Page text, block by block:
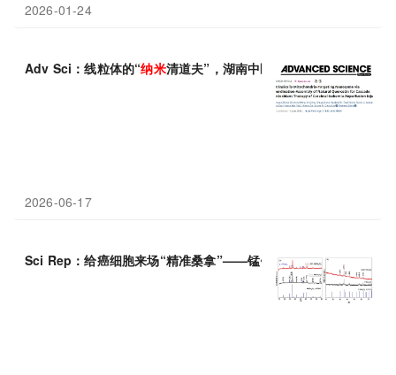
2026-01-24
Adv Sci：线粒体的“纳米清道夫”，湖南中医药大学邓桂明等团队
2026-06-17
Sci Rep：给癌细胞来场“精准桑拿”——锰铁氧体纳米颗粒的加热